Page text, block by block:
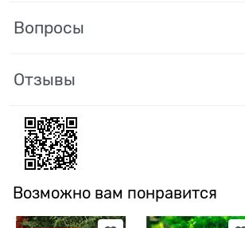
Вопросы
Отзывы
Возможно вам понравится